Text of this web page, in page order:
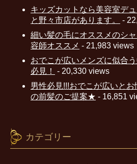
キッズカットなら美容室デ
と野々市店があります。
-
細い髪の毛にオススメのシ
容師オススメ - 21,983 views
おでこが広いメンズに似合
必見！
- 20,330 views
男性必見!!!おでこが広いと
の前髪のご提案★ - 16,851
カテゴリー